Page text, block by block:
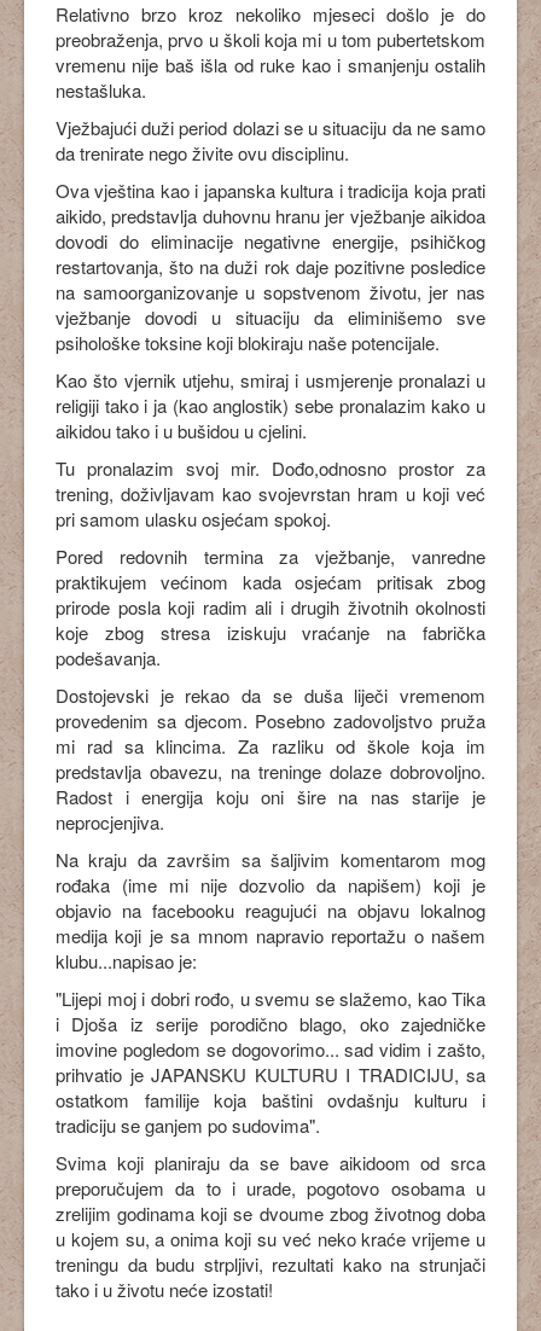
Relativno brzo kroz nekoliko mjeseci došlo je do
preobraženja, prvo u školi koja mi u tom pubertetskom
vremenu nije baš išla od ruke kao i smanjenju ostalih
nestašluka.
Vježbajući duži period dolazi se u situaciju da ne samo
da trenirate nego živite ovu disciplinu.
Ova vještina kao i japanska kultura i tradicija koja prati
aikido, predstavlja duhovnu hranu jer vježbanje aikidoa
dovodi do eliminacije negativne energije, psihičkog
restartovanja, što na duži rok daje pozitivne posledice
na samoorganizovanje u sopstvenom životu, jer nas
vježbanje dovodi u situaciju da eliminišemo sve
psihološke toksine koji blokiraju naše potencijale.
Kao što vjernik utjehu, smiraj i usmjerenje pronalazi u
religiji tako i ja (kao anglostik) sebe pronalazim kako u
aikidou tako i u bušidou u cjelini.
Tu pronalazim svoj mir. Dođo,odnosno prostor za
trening, doživljavam kao svojevrstan hram u koji već
pri samom ulasku osjećam spokoj.
Pored redovnih termina za vježbanje, vanredne
praktikujem većinom kada osjećam pritisak zbog
prirode posla koji radim ali i drugih životnih okolnosti
koje zbog stresa iziskuju vraćanje na fabrička
podešavanja.
Dostojevski je rekao da se duša liječi vremenom
provedenim sa djecom. Posebno zadovoljstvo pruža
mi rad sa klincima. Za razliku od škole koja im
predstavlja obavezu, na treninge dolaze dobrovoljno.
Radost i energija koju oni šire na nas starije je
neprocjenjiva.
Na kraju da završim sa šaljivim komentarom mog
rođaka (ime mi nije dozvolio da napišem) koji je
objavio na facebooku reagujući na objavu lokalnog
medija koji je sa mnom napravio reportažu o našem
klubu...napisao je:
"Lijepi moj i dobri rođo, u svemu se slažemo, kao Tika
i Djoša iz serije porodično blago, oko zajedničke
imovine pogledom se dogovorimo... sad vidim i zašto,
prihvatio je JAPANSKU KULTURU I TRADICIJU, sa
ostatkom familije koja baštini ovdašnju kulturu i
tradiciju se ganjem po sudovima".
Svima koji planiraju da se bave aikidoom od srca
preporučujem da to i urade, pogotovo osobama u
zrelijim godinama koji se dvoume zbog životnog doba
u kojem su, a onima koji su već neko kraće vrijeme u
treningu da budu strpljivi, rezultati kako na strunjači
tako i u životu neće izostati!